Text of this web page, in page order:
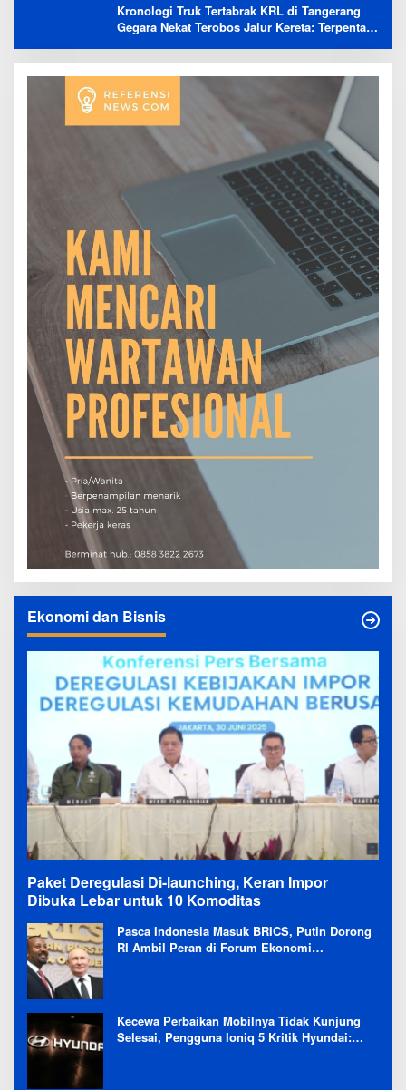
Kronologi Truk Tertabrak KRL di Tangerang
Gegara Nekat Terobos Jalur Kereta: Terpental,
Ekonomi dan Bisnis
Paket Deregulasi Di-launching, Keran Impor
Dibuka Lebar untuk 10 Komoditas
Pasca Indonesia Masuk BRICS, Putin Dorong
RI Ambil Peran di Forum Ekonomi
Kecewa Perbaikan Mobilnya Tidak Kunjung
Selesai, Pengguna Ioniq 5 Kritik Hyundai: